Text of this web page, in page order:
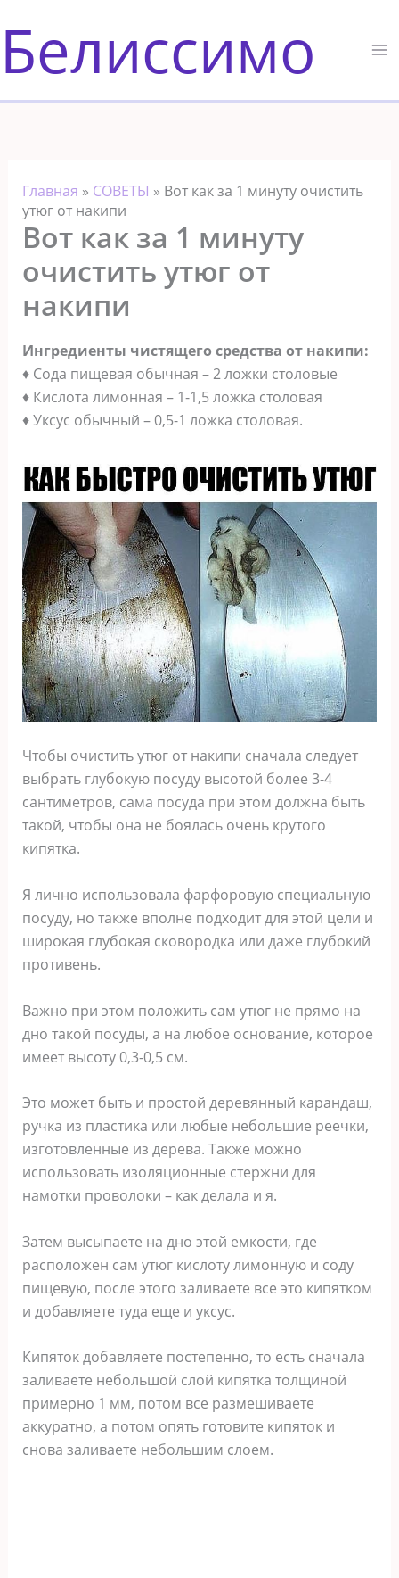
к
содержимому
Белиссимо
Главная » СОВЕТЫ » Вот как за 1 минуту очистить
утюг от накипи
Вот как за 1 минуту
очистить утюг от
накипи
Ингредиенты чистящего средства от накипи:
♦ Сода пищевая обычная – 2 ложки столовые
♦ Кислота лимонная – 1-1,5 ложка столовая
♦ Уксус обычный – 0,5-1 ложка столовая.
Чтобы очистить утюг от накипи сначала следует
выбрать глубокую посуду высотой более 3-4
сантиметров, сама посуда при этом должна быть
такой, чтобы она не боялась очень крутого
кипятка.
Я лично использовала фарфоровую специальную
посуду, но также вполне подходит для этой цели и
широкая глубокая сковородка или даже глубокий
противень.
Важно при этом положить сам утюг не прямо на
дно такой посуды, а на любое основание, которое
имеет высоту 0,3-0,5 см.
Это может быть и простой деревянный карандаш,
ручка из пластика или любые небольшие реечки,
изготовленные из дерева. Также можно
использовать изоляционные стержни для
намотки проволоки – как делала и я.
Затем высыпаете на дно этой емкости, где
расположен сам утюг кислоту лимонную и соду
пищевую, после этого заливаете все это кипятком
и добавляете туда еще и уксус.
Кипяток добавляете постепенно, то есть сначала
заливаете небольшой слой кипятка толщиной
примерно 1 мм, потом все размешиваете
аккуратно, а потом опять готовите кипяток и
снова заливаете небольшим слоем.